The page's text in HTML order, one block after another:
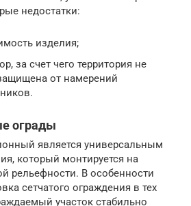
недостатки:
изделия;
за счет чего территория не
от намерений
ограды
является универсальным
который монтируется на
рельефности. В особенности
сетчатого ограждения в тех
участок стабильно